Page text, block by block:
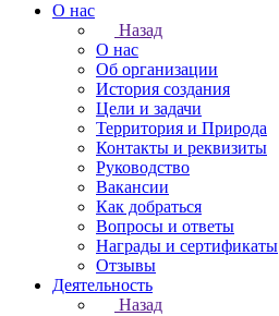
О нас
Назад
О нас
Об организации
История создания
Цели и задачи
Территория и Природа
Контакты и реквизиты
Руководство
Вакансии
Как добраться
Вопросы и ответы
Награды и сертификаты
Отзывы
Деятельность
Назад